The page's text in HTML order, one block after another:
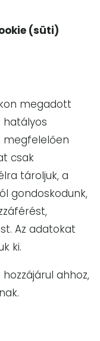
(süti)
megadott
megfelelően
csak
tároljuk, a
gondoskodunk,
Az adatokat
ki.
ahhoz,